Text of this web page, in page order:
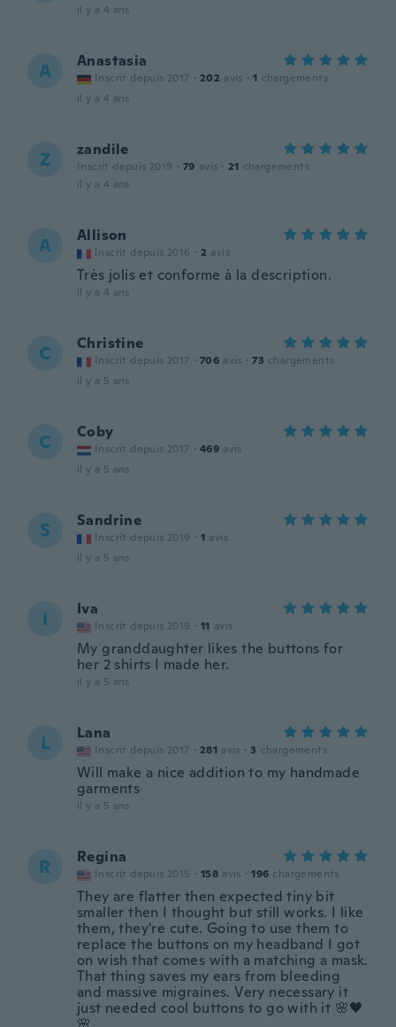
il y a 4 ans
A Anastasia
Inscrit depuis 2017 · 202 avis · 1 chargements
il y a 4 ans
Z zandile
Inscrit depuis 2019 · 79 avis · 21 chargements
il y a 4 ans
A Allison
Inscrit depuis 2016 · 2 avis
Très jolis et conforme à la description.
il y a 4 ans
C Christine
Inscrit depuis 2017 · 706 avis · 73 chargements
il y a 5 ans
C Coby
Inscrit depuis 2017 · 469 avis
il y a 5 ans
S Sandrine
Inscrit depuis 2019 · 1 avis
il y a 5 ans
I Iva
Inscrit depuis 2019 · 11 avis
My granddaughter likes the buttons for
her 2 shirts I made her.
il y a 5 ans
L Lana
Inscrit depuis 2017 · 281 avis · 3 chargements
Will make a nice addition to my handmade
garments
il y a 5 ans
R Regina
Inscrit depuis 2015 · 158 avis · 196 chargements
They are flatter then expected tiny bit
smaller then I thought but still works. I like
them, they're cute. Going to use them to
replace the buttons on my headband I got
on wish that comes with a matching a mask.
That thing saves my ears from bleeding
and massive migraines. Very necessary it
just needed cool buttons to go with it 🌸🖤